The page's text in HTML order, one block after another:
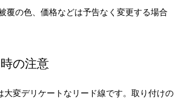
覆の色、価格などは予告なく変更する場合
の注意
大変デリケートなリード線です。取り付けの